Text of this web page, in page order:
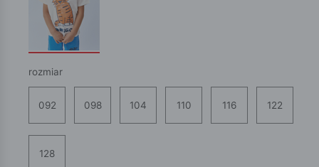
rozmiar
092 098 104 110 116 122
128